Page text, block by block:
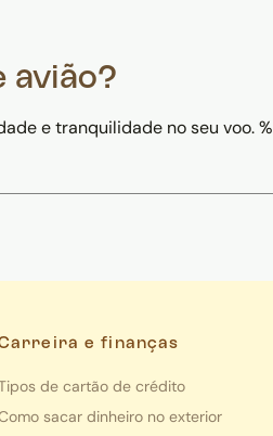
avião?
e tranquilidade no seu voo. %
e finanças
de cartão de crédito
sacar dinheiro no exterior